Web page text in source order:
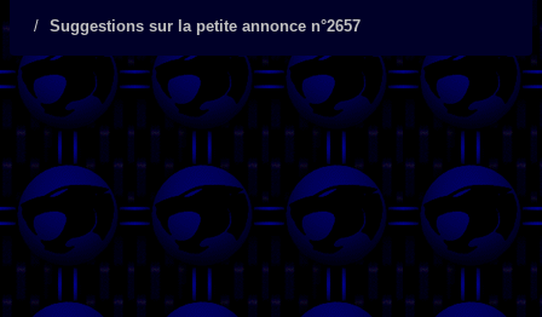
Suggestions sur la petite annonce n°2657